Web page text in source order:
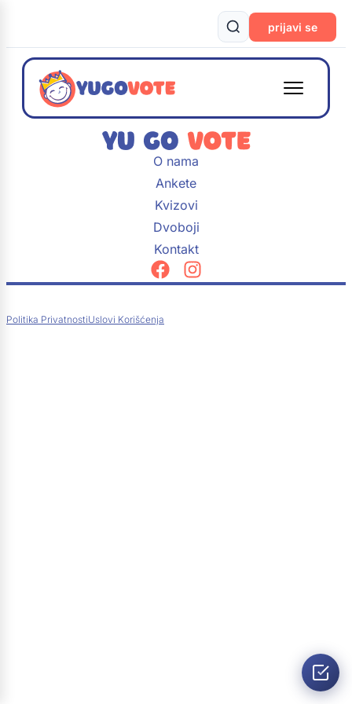
prijavi se
O nama
Ankete
Kvizovi
Dvoboji
Kontakt
Politika PrivatnostiUslovi Korišćenja